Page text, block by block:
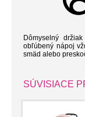
Dômyselný
obľúbený nápoj
smäd alebo
SÚVISIACE